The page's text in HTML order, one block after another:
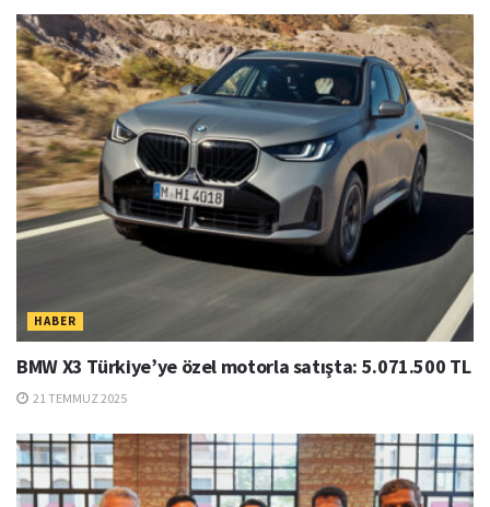
HABER
BMW X3 Türkiye’ye özel motorla satışta: 5.071.500 TL
21 TEMMUZ 2025